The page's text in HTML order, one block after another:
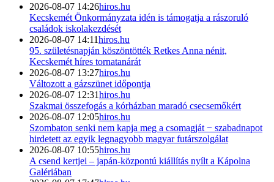
2026-08-07 14:26hiros.hu
Kecskemét Önkormányzata idén is támogatja a rászoruló
családok iskolakezdését
2026-08-07 14:11hiros.hu
95. születésnapján köszöntötték Retkes Anna nénit,
Kecskemét híres tornatanárát
2026-08-07 13:27hiros.hu
Változott a gázszünet időpontja
2026-08-07 12:31hiros.hu
Szakmai összefogás a kórházban maradó csecsemőkért
2026-08-07 12:05hiros.hu
Szombaton senki nem kapja meg a csomagját − szabadnapot
hirdetett az egyik legnagyobb magyar futárszolgálat
2026-08-07 10:55hiros.hu
A csend kertjei – japán-központú kiállítás nyílt a Kápolna
Galériában